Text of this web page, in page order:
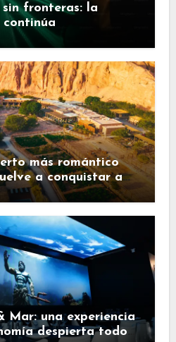
fronteras: la
continúa
más romántico
a conquistar a
Mar: una experiencia
despierta todos